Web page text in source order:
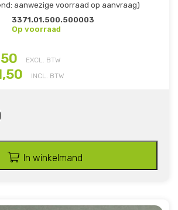
aanwezige voorraad op aanvraag)
3371.01.500.500003
Op voorraad
EXCL. BTW
INCL. BTW
In winkelmand